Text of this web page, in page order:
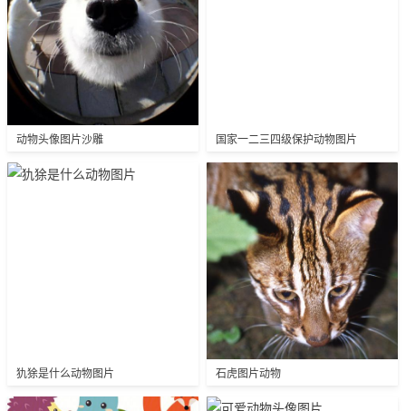
动物头像图片沙雕 国家一二三四级保护动物图片
犰狳是什么动物图片 石虎图片动物